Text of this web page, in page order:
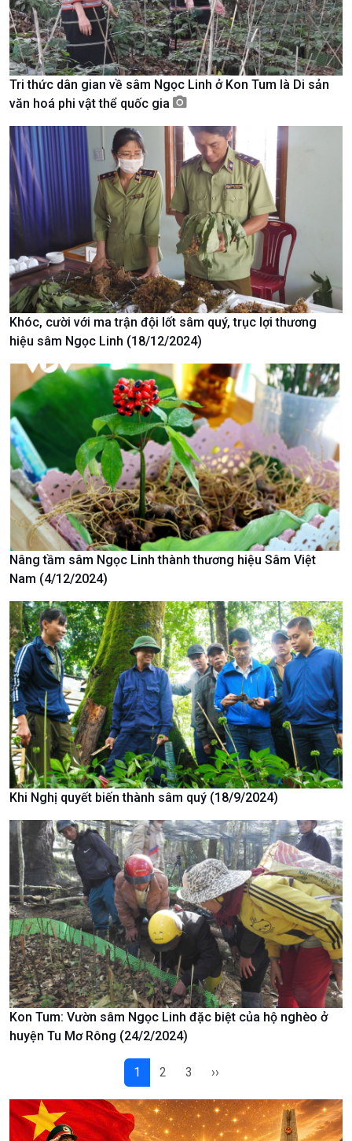
Xã hội
Tin Đời sống & Xã hội
360 độ Sức khỏe
Chuyển đổi Xanh
Tài nguyên và Môi trường
Chuyên gia của bạn
Xã hội chuyển động
Bước chân đến trường
Khoa học & Công nghệ
Tin Khoa học & Công nghệ
Kết nối công nghệ
Sống chung với biến đổi
khí hậu
Văn hoá & Du lịch
Tin Văn hoá & Du lịch
Chát với người nổi tiếng
Câu chuyện Thể thao
Multimedia
Ảnh
Video
Infographic
E-Magazine
Podcast
Góc nhìn VOV1
10 phút Sự kiện - Luận bàn
Dòng chảy sự kiện
Đối thoại
Tri thức dân gian về sâm Ngọc Linh ở Kon Tum là Di sản
văn hoá phi vật thể quốc gia
Khóc, cười với ma trận đội lốt sâm quý, trục lợi thương
hiệu sâm Ngọc Linh (18/12/2024)
Nâng tầm sâm Ngọc Linh thành thương hiệu Sâm Việt
Nam (4/12/2024)
Khi Nghị quyết biến thành sâm quý (18/9/2024)
Kon Tum: Vườn sâm Ngọc Linh đặc biệt của hộ nghèo ở
huyện Tu Mơ Rông (24/2/2024)
1 2 3 ››